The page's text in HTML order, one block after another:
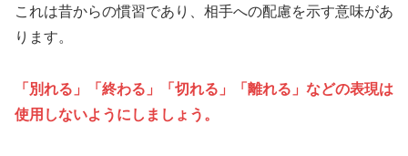
これは昔からの慣習であり、相手への配慮を示す意味があ
ります。
「別れる」「終わる」「切れる」「離れる」などの表現は
使用しないようにしましょう。